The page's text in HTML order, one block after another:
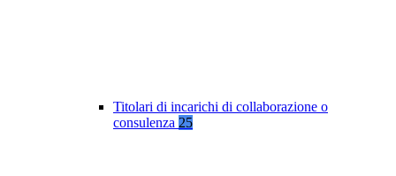
Titolari di incarichi di collaborazione o
consulenza 25